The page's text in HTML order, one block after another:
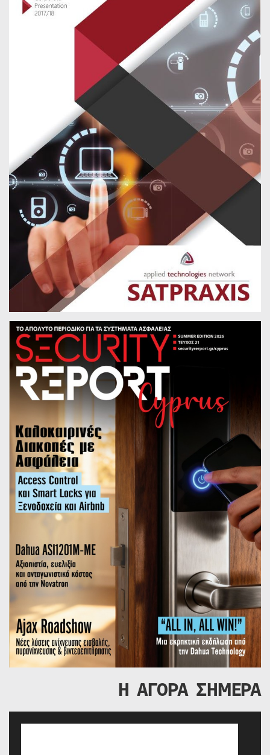
Η ΑΓΟΡΑ ΣΗΜΕΡΑ